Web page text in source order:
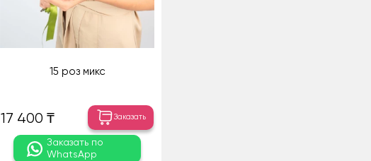
15 роз микс
17 400 ₸ Заказать
Заказать по
WhatsApp